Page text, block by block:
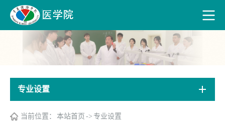
专业设置
当前位置： 本站首页 -> 专业设置